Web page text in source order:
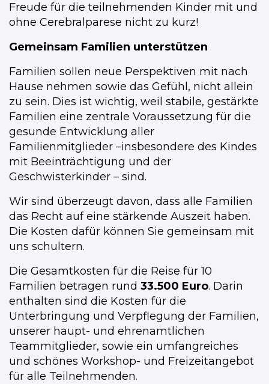
Freude für die teilnehmenden Kinder mit und
ohne Cerebralparese nicht zu kurz!
Gemeinsam Familien unterstützen
Familien sollen neue Perspektiven mit nach
Hause nehmen sowie das Gefühl, nicht allein
zu sein. Dies ist wichtig, weil stabile, gestärkte
Familien eine zentrale Voraussetzung für die
gesunde Entwicklung aller
Familienmitglieder –insbesondere des Kindes
mit Beeinträchtigung und der
Geschwisterkinder – sind.
Wir sind überzeugt davon, dass alle Familien
das Recht auf eine stärkende Auszeit haben.
Die Kosten dafür können Sie gemeinsam mit
uns schultern.
Die Gesamtkosten für die Reise für 10
Familien betragen rund 33.500 Euro. Darin
enthalten sind die Kosten für die
Unterbringung und Verpflegung der Familien,
unserer haupt- und ehrenamtlichen
Teammitglieder, sowie ein umfangreiches
und schönes Workshop- und Freizeitangebot
für alle Teilnehmenden.